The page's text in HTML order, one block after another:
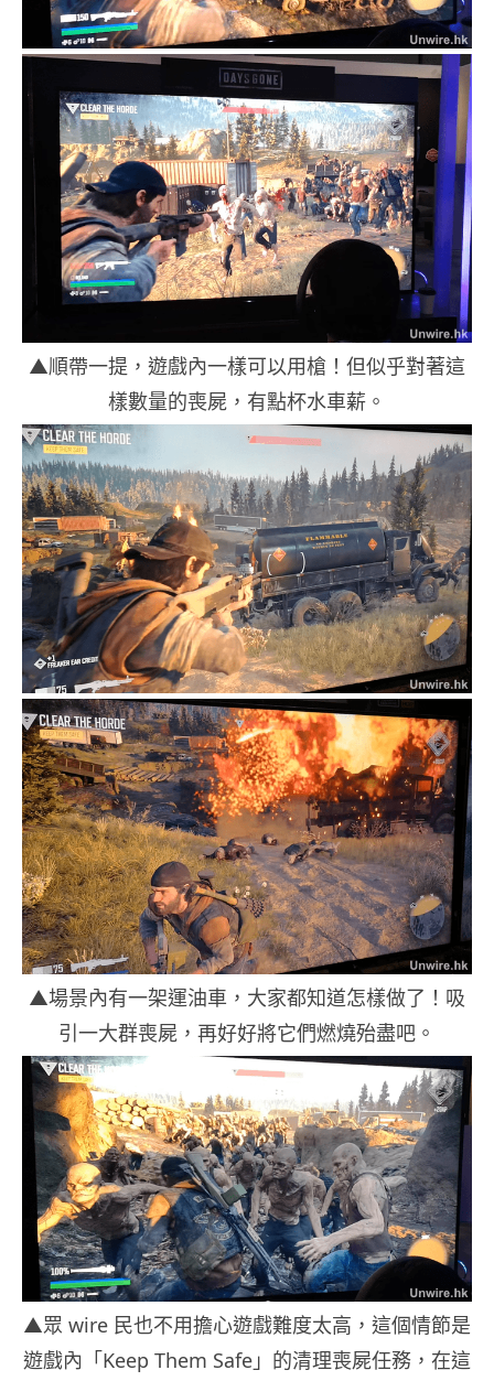
▲順帶一提，遊戲內一樣可以用槍！但似乎對著這
樣數量的喪屍，有點杯水車薪。
▲場景內有一架運油車，大家都知道怎樣做了！吸
引一大群喪屍，再好好將它們燃燒殆盡吧。
▲眾 wire 民也不用擔心遊戲難度太高，這個情節是
遊戲內「Keep Them Safe」的清理喪屍任務，在這